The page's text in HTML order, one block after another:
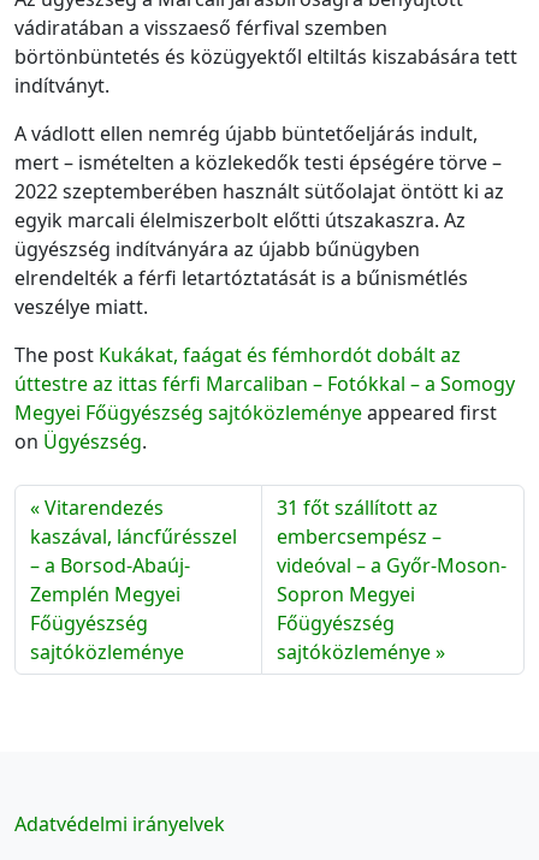
vádiratában a visszaeső férfival szemben
börtönbüntetés és közügyektől eltiltás kiszabására tett
indítványt.
A vádlott ellen nemrég újabb büntetőeljárás indult,
mert – ismételten a közlekedők testi épségére törve –
2022 szeptemberében használt sütőolajat öntött ki az
egyik marcali élelmiszerbolt előtti útszakaszra. Az
ügyészség indítványára az újabb bűnügyben
elrendelték a férfi letartóztatását is a bűnismétlés
veszélye miatt.
The post Kukákat, faágat és fémhordót dobált az
úttestre az ittas férfi Marcaliban – Fotókkal – a Somogy
Megyei Főügyészség sajtóközleményeappeared first
on Ügyészség.
Vitarendezés
kaszával, láncfűrésszel
– a Borsod-Abaúj-
Zemplén Megyei
Főügyészség
sajtóközleménye
31 főt szállított az
embercsempész –
videóval – a Győr-Moson-
Sopron Megyei
Főügyészség
sajtóközleménye
Adatvédelmi irányelvek